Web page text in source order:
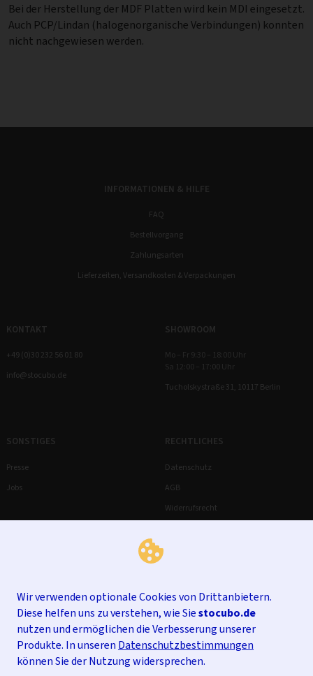
Wir verwenden optionale Cookies von Drittanbietern.
Diese helfen uns zu verstehen, wie Siestocubo.de
nutzen und ermöglichen die Verbesserung unserer
Produkte. In unseren Datenschutzbestimmungen
können Sie der Nutzung widersprechen.
Bei der Herstellung der MDF Platten wird kein MDI eingesetzt.
Auch PCP/Lindan (halogenorganische Verbindungen) konnten
nicht nachgewiesen werden.
INFORMATIONEN & HILFE
FAQ
Bestellvorgang
Zahlungsarten
Lieferzeiten, Versandkosten & Verpackungen
KONTAKT
+49 (0)30 232 56 01 80
info@stocubo.de
SHOWROOM
Mo – Fr 9:30 – 18:00 Uhr
Sa 12:00 – 17:00 Uhr
Tucholskystraße 31, 10117 Berlin
SONSTIGES
Presse
Jobs
RECHTLICHES
Datenschutz
AGB
Widerrufsrecht